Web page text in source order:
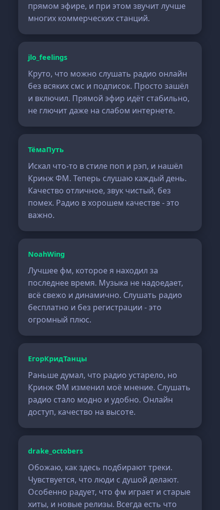
прямом эфире, и при этом звучит лучше
многих коммерческих станций.
jlo_feelings
Круто, что можно слушать радио онлайн
без всяких смс и подписок. Просто зашёл
и включил. Прямой эфир идёт стабильно,
не глючит даже на слабом интернете.
ТёмаПуть
Искал что-то в стиле поп и рэп, и нашёл
Кринж ФМ. Теперь слушаю каждый день.
Качество отличное, звук чистый, без
помех. Радио в хорошем качестве - это
важно.
NoahWing
Лучшее фм, которое я находил за
последнее время. Музыка не надоедает,
всё свежо и динамично. Слушать радио
бесплатно и без регистрации - это
огромный плюс.
ЕгорКридТанцы
Раньше думал, что радио устарело, но
Кринж ФМ изменил моё мнение. Слушать
радио стало модно и удобно. Онлайн
доступ, качество на высоте.
drake_octobers
Обожаю, как здесь подбирают треки.
Чувствуется, что люди с душой делают.
Особенно радует, что фм играет и старые
хиты, и новые релизы. Всегда есть что